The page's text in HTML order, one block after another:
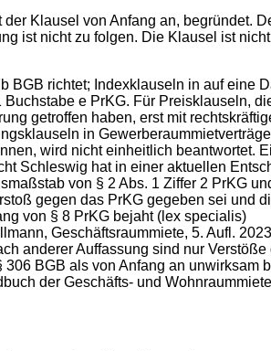
Klausel von Anfang an, begründet.
ist nicht zu folgen. Die Klausel ist
BGB richtet; Indexklauseln in auf eine
e PrKG. Für Preisklauseln,
getroffen haben, erst mit
in
wird nicht einheitlich beantwortet.
Schleswig hat in einer aktuellen
von § 2 Abs. 1 Ziffer 2 PrKG
gegen das PrKG gegeben sei und
von § 8 PrKG bejaht (lex specialis)
Geschäftsraummiete, 5. Aufl.
anderer Auffassung sind nur
BGB als von Anfang an unwirksam
der Geschäfts- und